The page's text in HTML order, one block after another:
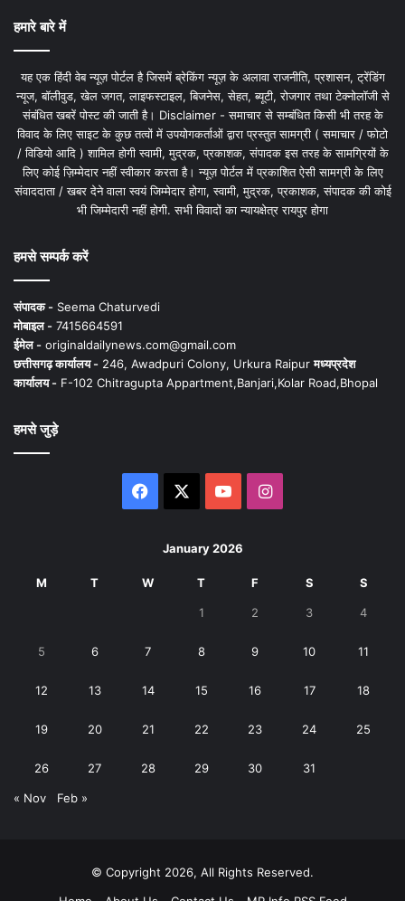
हमारे बारे में
यह एक हिंदी वेब न्यूज़ पोर्टल है जिसमें ब्रेकिंग न्यूज़ के अलावा राजनीति, प्रशासन, ट्रेंडिंग
न्यूज, बॉलीवुड, खेल जगत, लाइफस्टाइल, बिजनेस, सेहत, ब्यूटी, रोजगार तथा टेक्नोलॉजी से
संबंधित खबरें पोस्ट की जाती है। Disclaimer - समाचार से सम्बंधित किसी भी तरह के
विवाद के लिए साइट के कुछ तत्वों में उपयोगकर्ताओं द्वारा प्रस्तुत सामग्री ( समाचार / फोटो
/ विडियो आदि ) शामिल होगी स्वामी, मुद्रक, प्रकाशक, संपादक इस तरह के सामग्रियों के
लिए कोई ज़िम्मेदार नहीं स्वीकार करता है। न्यूज़ पोर्टल में प्रकाशित ऐसी सामग्री के लिए
संवाददाता / खबर देने वाला स्वयं जिम्मेदार होगा, स्वामी, मुद्रक, प्रकाशक, संपादक की कोई
भी जिम्मेदारी नहीं होगी. सभी विवादों का न्यायक्षेत्र रायपुर होगा
हमसे सम्पर्क करें
संपादक - Seema Chaturvedi
मोबाइल - 7415664591
ईमेल - originaldailynews.com@gmail.com
छत्तीसगढ़ कार्यालय - 246, Awadpuri Colony, Urkura Raipurमध्यप्रदेश
कार्यालय - F-102 Chitragupta Appartment,Banjari,Kolar Road,Bhopal
हमसे जुड़े
Facebook YouTubeInstagram
January 2026
M T W T F S S
1 2 3 4
5 6 7 8 9 10 11
12 13 14 15 16 17 18
19 20 21 22 23 24 25
26 27 28 29 30 31
« Nov Feb »
© Copyright 2026, All Rights Reserved.